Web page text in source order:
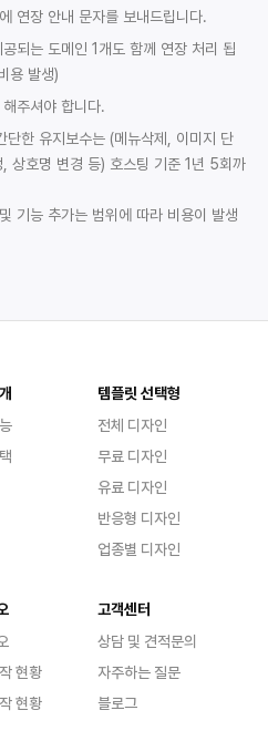
연장 안내 문자를 보내드립니다.
되는 도메인 1개도 함께 연장 처리 됩
용 발생)
주셔야 합니다.
단한 유지보수는 (메뉴삭제, 이미지 단
상호명 변경 등) 호스팅 기준 1년 5회까
기능 추가는 범위에 따라 비용이 발생
템플릿 선택형
전체 디자인
무료 디자인
유료 디자인
반응형 디자인
업종별 디자인
현황
현황
고객센터
상담 및 견적문의
자주하는 질문
블로그